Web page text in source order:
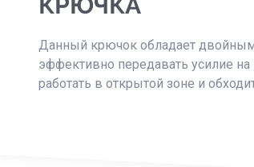
Данный крючок обладает
эффективно передавать усилие
работать в открытой зоне и